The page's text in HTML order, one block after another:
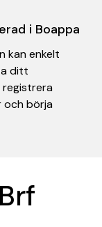
i Boappa
kan enkelt
ditt
registrera
och börja